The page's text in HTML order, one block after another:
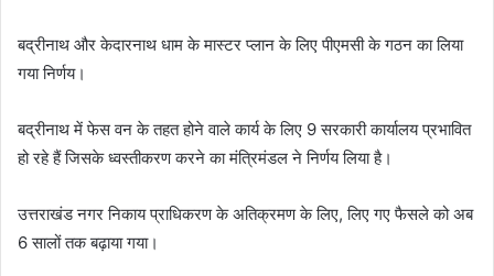
बद्रीनाथ और केदारनाथ धाम के मास्टर प्लान के लिए पीएमसी के गठन का लिया
गया निर्णय।
बद्रीनाथ में फेस वन के तहत होने वाले कार्य के लिए 9 सरकारी कार्यालय प्रभावित
हो रहे हैं जिसके ध्वस्तीकरण करने का मंत्रिमंडल ने निर्णय लिया है।
उत्तराखंड नगर निकाय प्राधिकरण के अतिक्रमण के लिए, लिए गए फैसले को अब
6 सालों तक बढ़ाया गया।